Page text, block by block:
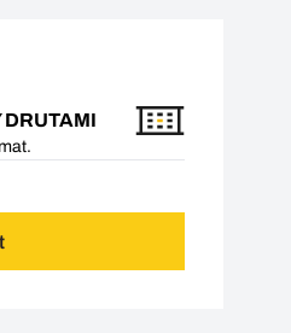
DRUTAMI